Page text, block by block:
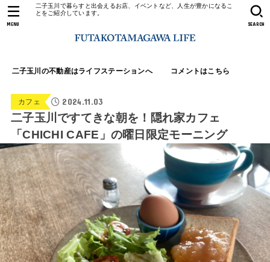
二子玉川で暮らすと出会えるお店、イベントなど、人生が豊かになるこ
とをご紹介しています。
二子玉川の不動産はライフステーションへ コメントはこちら
SEARCH
MENU
カフェ 2024.11.03
二子玉川ですてきな朝を！隠れ家カフェ
「CHICHI CAFE」の曜日限定モーニング